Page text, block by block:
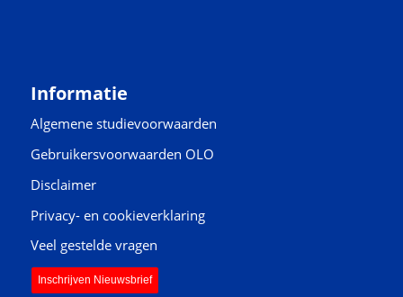
Informatie
Algemene studievoorwaarden
Gebruikersvoorwaarden OLO
Disclaimer
Privacy- en cookieverklaring
Veel gestelde vragen
Inschrijven Nieuwsbrief